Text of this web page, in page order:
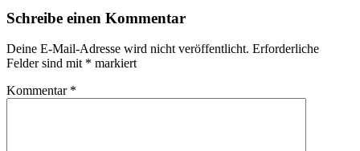
Schreibe einen Kommentar
Deine E-Mail-Adresse wird nicht veröffentlicht. Erforderliche
Felder sind mit * markiert
Kommentar *